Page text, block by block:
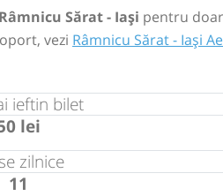
Sărat - Iași pentru doar
vezi Râmnicu Sărat - Iași
ieftin bilet
lei
zilnice
11